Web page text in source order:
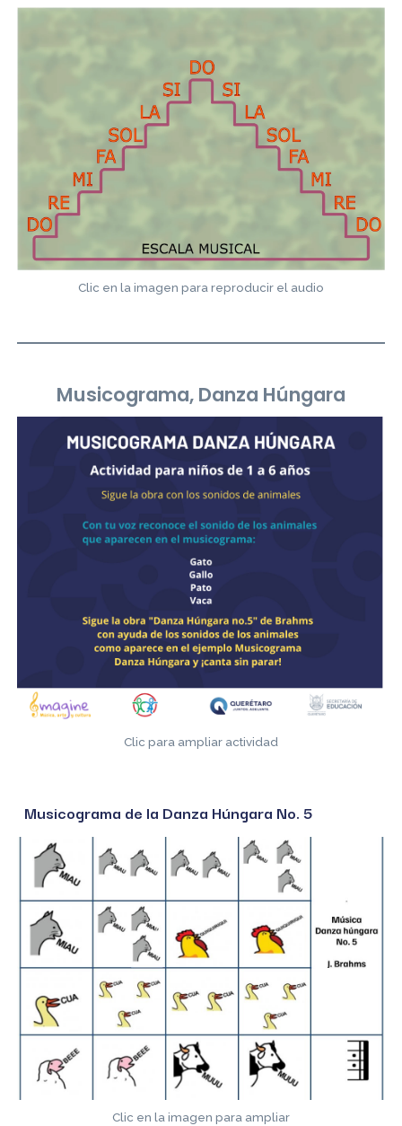
Clic en la imagen para reproducir el audio
Musicograma, Danza Húngara
Clic para ampliar actividad
Musicograma de la Danza Húngara No. 5
Clic en la imagen para ampliar